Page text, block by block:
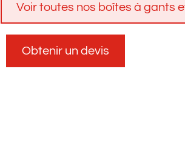
Voir toutes nos boîtes à gants
Obtenir un devis